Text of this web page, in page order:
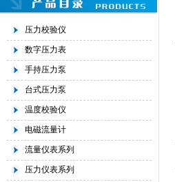
压力校验仪
数字压力表
手持压力泵
台式压力泵
温度校验仪
电磁流量计
流量仪表系列
压力仪表系列